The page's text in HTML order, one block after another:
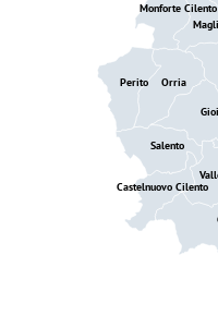
Castelnuovo Cilento
Monforte Cilento
Salento
Perito Orria
Gioi